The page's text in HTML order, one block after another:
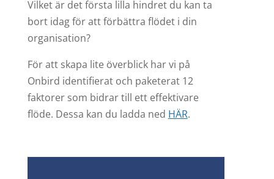
Vilket är det första lilla hindret du kan ta
bort idag för att förbättra flödet i din
organisation?
För att skapa lite överblick har vi på
Onbird identifierat och paketerat 12
faktorer som bidrar till ett effektivare
flöde. Dessa kan du ladda ned HÄR.